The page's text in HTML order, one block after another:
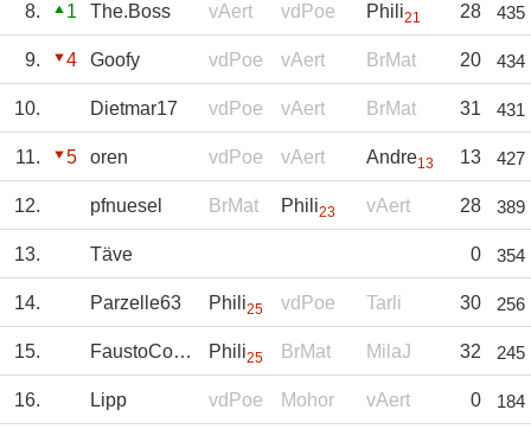
8. 1 The.Boss vAert vdPoe Phili21 28 435
9. 4 Goofy vdPoe vAert BrMat 20 434
10. Dietmar17 vdPoe vAert BrMat 31 431
11. 5 oren vdPoe vAert Andre13 13 427
12. pfnuesel BrMat Phili23 vAert 28 389
13. Täve 0 354
14. Parzelle63 Phili25 vdPoe Tarli 30 256
15. FaustoCoppi Phili25 BrMat MilaJ 32 245
16. Lipp vdPoe Mohor vAert 0 184